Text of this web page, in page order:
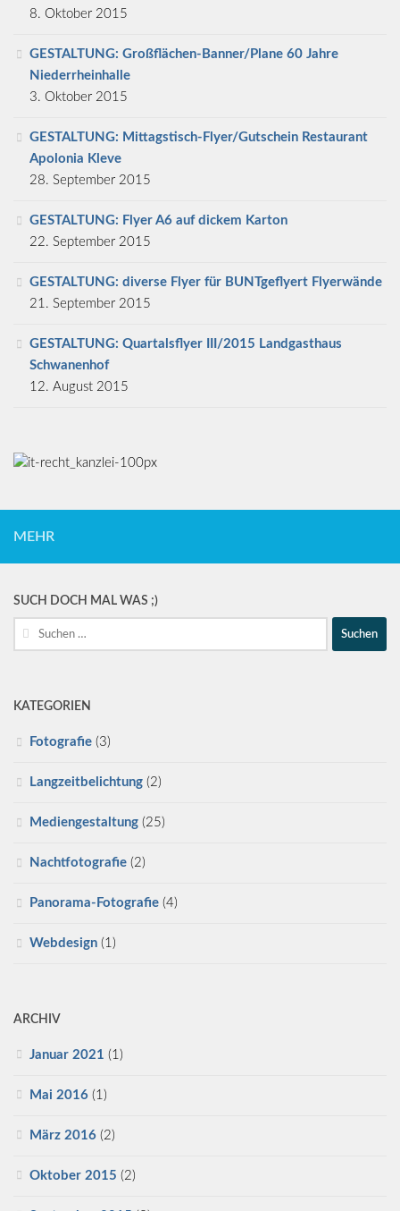
8. Oktober 2015
GESTALTUNG: Großflächen-Banner/Plane 60 Jahre
Niederrheinhalle
3. Oktober 2015
GESTALTUNG: Mittagstisch-Flyer/Gutschein Restaurant
Apolonia Kleve
28. September 2015
GESTALTUNG: Flyer A6 auf dickem Karton
22. September 2015
GESTALTUNG: diverse Flyer für BUNTgeflyert Flyerwände
21. September 2015
GESTALTUNG: Quartalsflyer III/2015 Landgasthaus
Schwanenhof
12. August 2015
MEHR
SUCH DOCH MAL WAS ;)
Suche
nach:
KATEGORIEN
Fotografie (3)
Langzeitbelichtung (2)
Mediengestaltung (25)
Nachtfotografie (2)
Panorama-Fotografie (4)
Webdesign (1)
ARCHIV
Januar 2021 (1)
Mai 2016 (1)
März 2016 (2)
Oktober 2015 (2)